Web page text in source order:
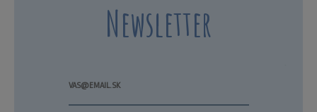
Newsletter